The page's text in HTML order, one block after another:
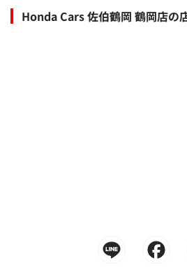
Honda Cars 佐伯鶴岡 鶴岡店の